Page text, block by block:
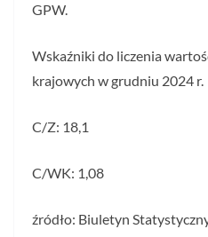
GPW.
Wskaźniki do liczenia
krajowych w grudniu 2024 r.
C/Z: 18,1
C/WK: 1,08
źródło: Biuletyn